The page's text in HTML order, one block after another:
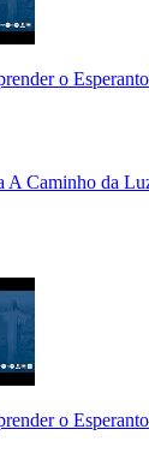
o
A Caminho da
o